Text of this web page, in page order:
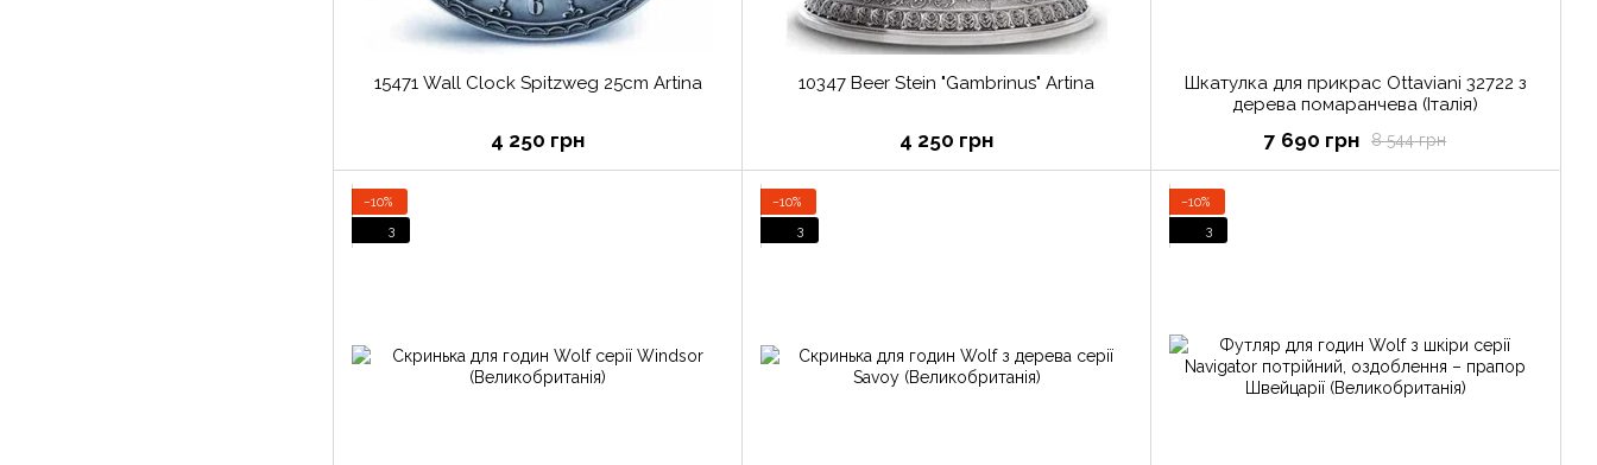
15471 Wall Clock Spitzweg 25cm Artina
4 250 грн
10347 Beer Stein "Gambrinus" Artina
4 250 грн
Шкатулка для прикрас Ottaviani 32722 з
дерева помаранчева (Італія)
8 544 грн
7 690 грн
−10%
3
−10%
3
−10%
3